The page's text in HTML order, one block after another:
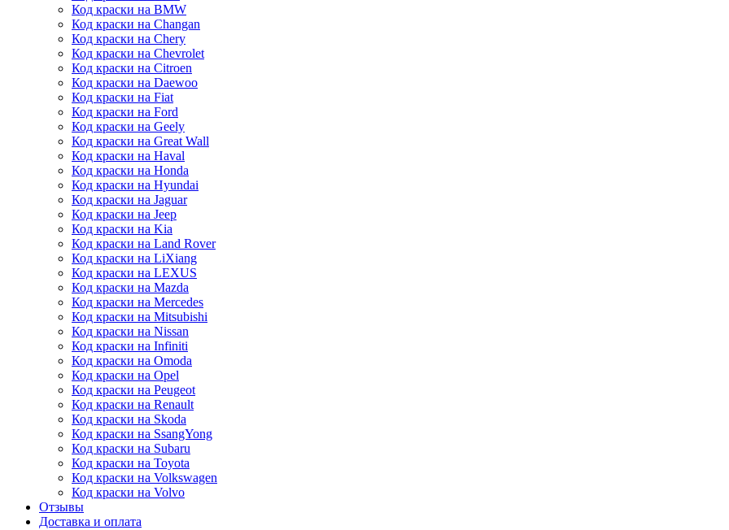
Код краски на BMW
Код краски на Changan
Код краски на Chery
Код краски на Chevrolet
Код краски на Citroen
Код краски на Daewoo
Код краски на Fiat
Код краски на Ford
Код краски на Geely
Код краски на Great Wall
Код краски на Haval
Код краски на Honda
Код краски на Hyundai
Код краски на Jaguar
Код краски на Jeep
Код краски на Kia
Код краски на Land Rover
Код краски на LiXiang
Код краски на LEXUS
Код краски на Mazda
Код краски на Mercedes
Код краски на Mitsubishi
Код краски на Nissan
Код краски на Infiniti
Код краски на Omoda
Код краски на Opel
Код краски на Peugeot
Код краски на Renault
Код краски на Skoda
Код краски на SsangYong
Код краски на Subaru
Код краски на Toyota
Код краски на Volkswagen
Код краски на Volvo
Отзывы
Доставка и оплата